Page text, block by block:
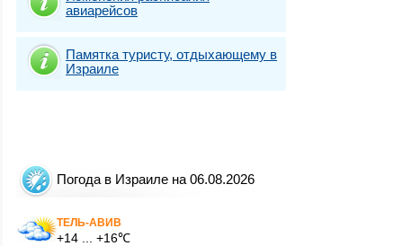
авиарейсов
Памятка туристу, отдыхающему в
Израиле
Погода в Израиле на 06.08.2026
ТЕЛЬ-АВИВ
+14 ... +16℃